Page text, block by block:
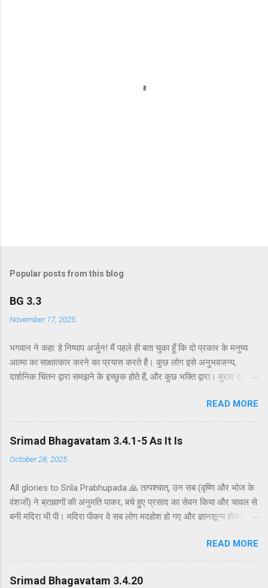
Popular posts from this blog
BG 3.3
November 17, 2025
भगवान ने कहा: हे निष्पाप अर्जुन! मैं पहले ही बता चुका हूँ कि दो प्रकार के मनुष्य
आत्मा का साक्षात्कार करने का प्रयास करते हैं। कुछ लोग इसे अनुभवजन्य,
दार्शनिक चिंतन द्वारा समझने के इच्छुक होते हैं, और कुछ भक्ति द्वारा। मुराद दूसरे
कर्मयोग या बुद्धियोग। इस श्लोक में भगवान इसे और भी स्पष्ट रूप से समझाते हैं।
सांख्ययोग, अर्थात् आत्मा और पदार्थ की प्रकृति का विश्लेषणात्मक अध्ययन, उन
लोगों के लिए विषय है जो प्रयोगात्मक ज्ञान और दर्शन द्वारा अनुमान लगाने और
समझने के इच्छुक हैं। दूसरे वर्ग के लोग कृष्णभावनामृत में कर्म करते हैं, जैसा कि
दूसरे अध्याय के इकसठवें श्लोक में बताया गया है। भगवान ने उनतीसवें श्लोक में भी
कर्म के बंधनों से मुक्त हो सकता है; और इसके अतिरिक्त, इस प्रक्रिया में कोई दोष
नहीं है। इकसठवें श्लोक में यही सिद्धांत अधिक स्पष्ट रूप से समझाया गया है - कि
यह बुद्धि-योग पूर्णतः परब्रह्म (या अधिक विशिष्ट रूप से, कृष्ण पर) ...
READ MORE
Srimad Bhagavatam 3.4.1-5 As It Is
October 28, 2025
All glories to Srila Prabhupada 🙏 तत्पश्चात्, उन सब (वृष्णि और भोज के
वंशजों) ने ब्राह्मणों की अनुमति पाकर, बचे हुए प्रसाद का सेवन किया और चावल से
बनी मदिरा भी पी। मदिरा पीकर वे सब लोग मदहोश हो गए और ज्ञानशून्य होकर
वैष्णवों को भव्य भोजन कराया जाता है, तो यजमान अतिथि की अनुमति के बाद ही
बचे हुए भोजन को ग्रहण करता है। अतः वृष्णि और भोज के वंशजों ने ब्राह्मणों से
औपचारिक रूप से अनुमति ली और तैयार भोजन ग्रहण किया। क्षत्रियों को कुछ
READ MORE
Srimad Bhagavatam 3.4.20